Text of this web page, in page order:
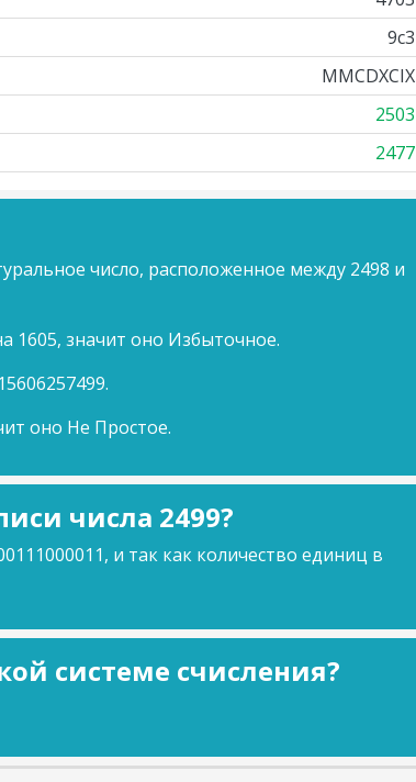
9c3
MMCDXCIX
2503
2477
число, расположенное между 2498 и
1605, значит оно Избыточное.
оно Не Простое.
числа 2499?
и так как количество единиц в
системе счисления?